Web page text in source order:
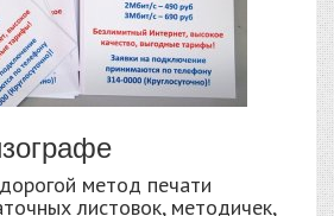
метод печати
листовок, методичек,